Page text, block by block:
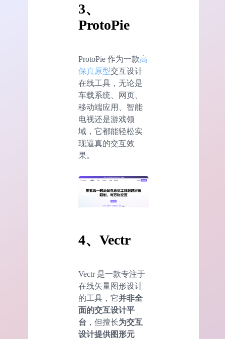
3、
ProtoPie
ProtoPie 作为一款高
保真原型交互设计
在线工具，无论是
车载系统、网页、
移动端应用、智能
电视还是游戏领
域，它都能轻松实
现逼真的交互效
果。
4、Vectr
Vectr 是一款专注于
在线矢量图形设计
的工具，它并非全
面的交互设计平
台 ，但擅长为交互
设计提供图形元